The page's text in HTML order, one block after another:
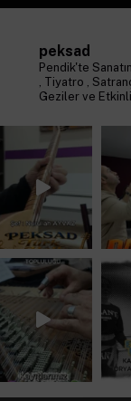
peksad
Pendik'te
, Tiyatro ,
Geziler ve